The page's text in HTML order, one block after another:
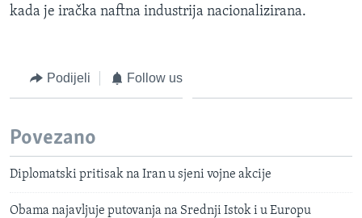
kada je iračka naftna industrija nacionalizirana.
Podijeli Follow us
Povezano
Diplomatski pritisak na Iran u sjeni vojne akcije
Obama najavljuje putovanja na Srednji Istok i u Europu